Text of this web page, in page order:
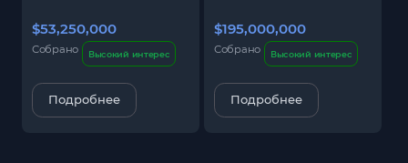
$53,250,000
Собрано Высокий интерес
Подробнее
$195,000,000
Собрано Высокий интерес
Подробнее